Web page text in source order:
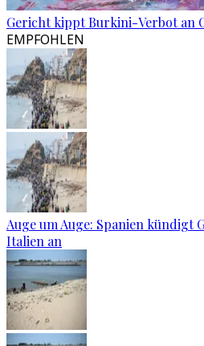
Gericht kippt Burkini-Verbot an
EMPFOHLEN
Auge um Auge: Spanien kündigt
Italien an